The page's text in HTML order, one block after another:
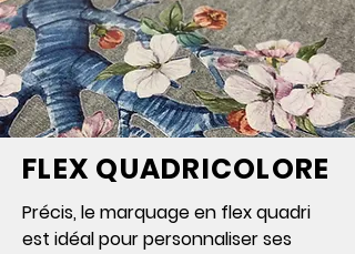
FLEX QUADRICOLORE
Précis, le marquage en flex quadri
est idéal pour personnaliser ses